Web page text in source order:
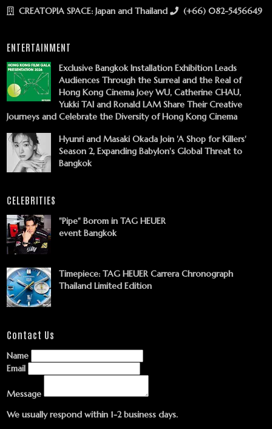
CREATOPIA SPACE: Japan and Thailand
(+66) 082-5456649
ENTERTAINMENT
Exclusive Bangkok Installation Exhibition Leads
Audiences Through the Surreal and the Real of
Hong Kong Cinema Joey WU, Catherine CHAU,
Yukki TAI and Ronald LAM Share Their Creative
Journeys and Celebrate the Diversity of Hong Kong Cinema
Hyunri and Masaki Okada Join 'A Shop for Killers'
Season 2, Expanding Babylon's Global Threat to
Bangkok
CELEBRITIES
"Pipe" Borom in TAG HEUER
event Bangkok
Timepiece: TAG HEUER Carrera Chronograph
Thailand Limited Edition
Contact Us
Name
Email
Message
We usually respond within 1-2 business days.